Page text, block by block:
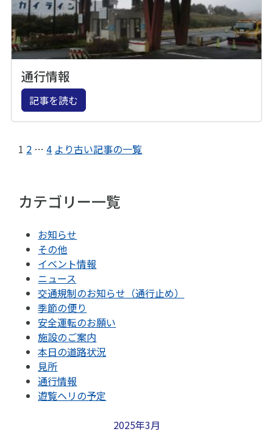
通行情報
記事を読む
1 2 … 4 より古い記事の一覧
カテゴリー一覧
お知らせ
その他
イベント情報
ニュース
交通規制のお知らせ（通行止め）
季節の便り
安全運転のお願い
施設のご案内
本日の道路状況
見所
通行情報
遊覧ヘリの予定
2025年3月